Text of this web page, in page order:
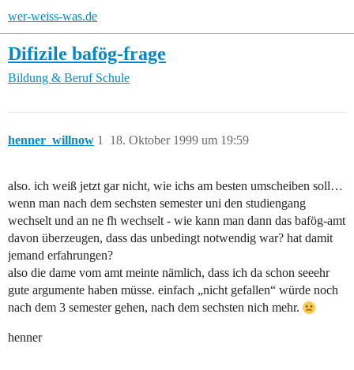
wer-weiss-was.de
Difizile bafög-frage
Bildung & Beruf Schule
henner_willnow 18. Oktober 1999 um 19:59
1
also. ich weiß jetzt gar nicht, wie ichs am besten umscheiben soll…
wenn man nach dem sechsten semester uni den studiengang
wechselt und an ne fh wechselt - wie kann man dann das bafög-amt
davon überzeugen, dass das unbedingt notwendig war? hat damit
jemand erfahrungen?
also die dame vom amt meinte nämlich, dass ich da schon seeehr
gute argumente haben müsse. einfach „nicht gefallen“ würde noch
nach dem 3 semester gehen, nach dem sechsten nich mehr.
henner